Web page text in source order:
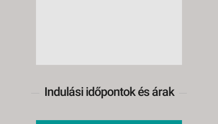
Indulási időpontok és árak